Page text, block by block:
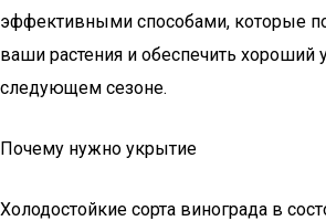
эффективными способами, которые
ваши растения и обеспечить хороший
следующем сезоне.
Почему нужно укрытие
Холодостойкие сорта винограда в